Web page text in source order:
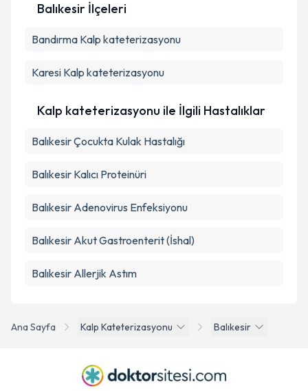
Metni'ni okudum ve kişisel verilerimin belirtilen
Ana Sayfa Kalp Kateterizasyonu Balıkesir
Balıkesir İlçeleri
Bandırma Kalp kateterizasyonu
Karesi Kalp kateterizasyonu
Kalp kateterizasyonu ile İlgili Hastalıklar
Balıkesir Çocukta Kulak Hastalığı
Balıkesir Kalıcı Proteinüri
Balıkesir Adenovirus Enfeksiyonu
Balıkesir Akut Gastroenterit (İshal)
Balıkesir Allerjik Astım